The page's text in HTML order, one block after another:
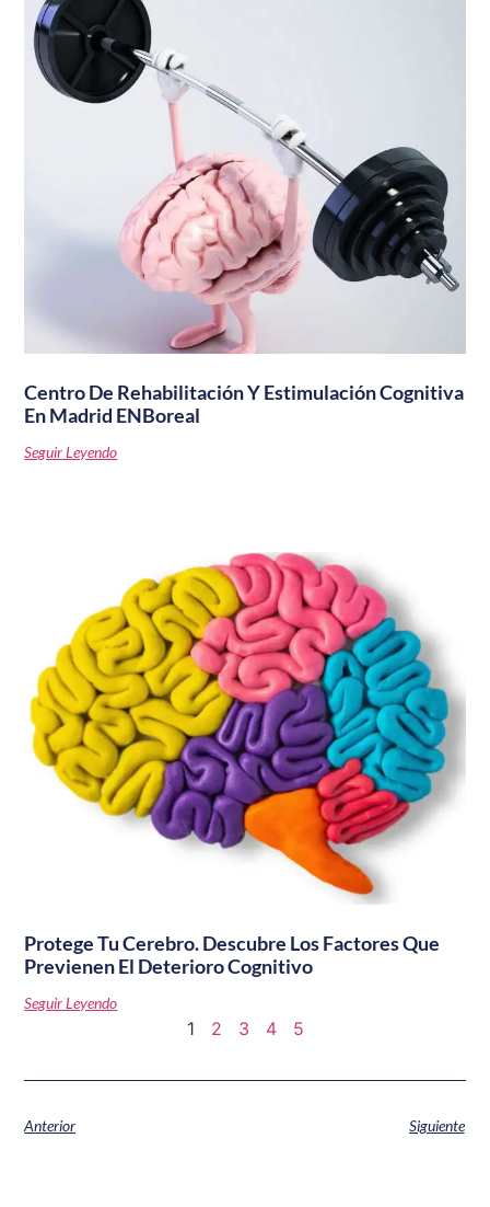
Centro De Rehabilitación Y Estimulación Cognitiva
En Madrid ENBoreal
Seguir Leyendo
Protege Tu Cerebro. Descubre Los Factores Que
Previenen El Deterioro Cognitivo
Seguir Leyendo
1 2 3 4 5
Anterior Siguiente